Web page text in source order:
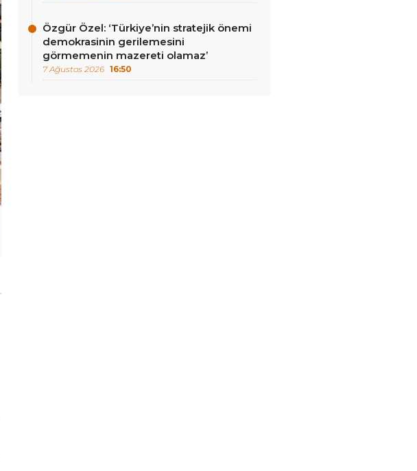
Özgür Özel: ‘Türkiye’nin stratejik önemi
demokrasinin gerilemesini
görmemenin mazereti olamaz’
7 Ağustos 2026 16:50